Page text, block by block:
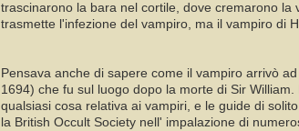
trascinarono la bara nel cortile, dove cremarono
trasmette l'infezione del vampiro, ma il vampiro di
Pensava anche di sapere come il vampiro arrivò
1694) che fu sul luogo dopo la morte di Sir
qualsiasi cosa relativa ai vampiri, e le guide di
la British Occult Society nell' impalazione di